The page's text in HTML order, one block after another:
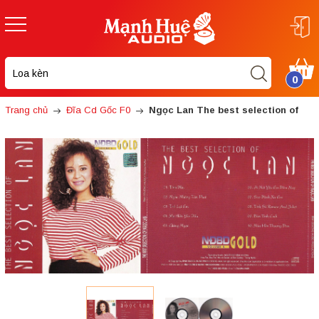
0
Trang chủ Đĩa Cd Gốc F0 Ngọc Lan The best selection of